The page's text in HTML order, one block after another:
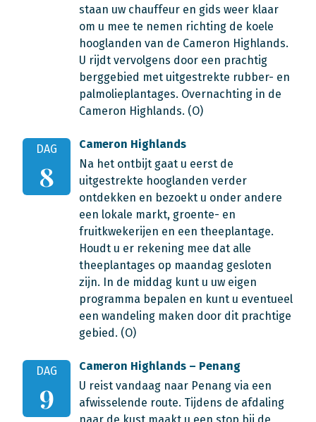
staan uw chauffeur en gids weer klaar
om u mee te nemen richting de koele
hooglanden van de Cameron Highlands.
U rijdt vervolgens door een prachtig
berggebied met uitgestrekte rubber- en
palmolieplantages. Overnachting in de
Cameron Highlands. (O)
DAG
8
Cameron Highlands
Na het ontbijt gaat u eerst de
uitgestrekte hooglanden verder
ontdekken en bezoekt u onder andere
een lokale markt, groente- en
fruitkwekerijen en een theeplantage.
Houdt u er rekening mee dat alle
theeplantages op maandag gesloten
zijn. In de middag kunt u uw eigen
programma bepalen en kunt u eventueel
een wandeling maken door dit prachtige
gebied. (O)
DAG
9
Cameron Highlands – Penang
U reist vandaag naar Penang via een
afwisselende route. Tijdens de afdaling
naar de kust maakt u een stop bij de